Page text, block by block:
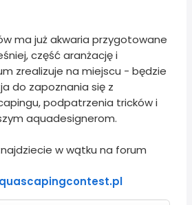
ma już akwaria przygotowane
część aranżację i
zrealizuje na miejscu - będzie
do zapoznania się z
podpatrzenia tricków i
aquadesignerom.
w wątku na forum